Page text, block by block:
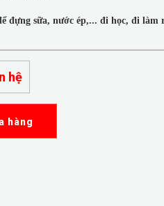
đựng sữa, nước ép,... đi học, đi làm
hệ
hàng